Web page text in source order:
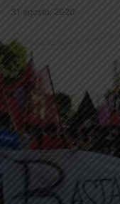
31 agosto, 2020